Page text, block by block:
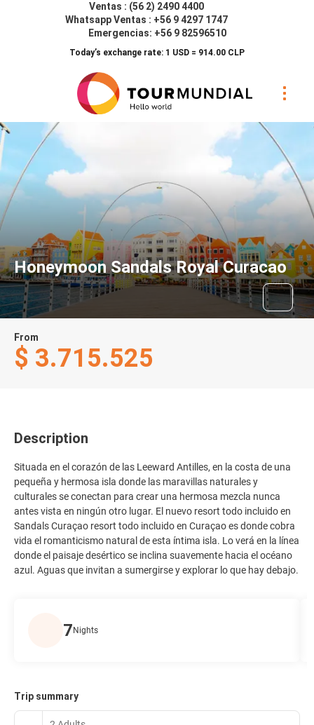
Ventas : (56 2) 2490 4400
Whatsapp Ventas : +56 9 4297 1747
Emergencias: +56 9 82596510
Today’s exchange rate: 1 USD = 914.00 CLP
Honeymoon Sandals Royal Curacao
From
$ 3.715.525
Description
Situada en el corazón de las Leeward Antilles, en la costa de una
pequeña y hermosa isla donde las maravillas naturales y
culturales se conectan para crear una hermosa mezcla nunca
antes vista en ningún otro lugar. El nuevo resort todo incluido en
Sandals Curaçao resort todo incluido en Curaçao es donde cobra
vida el romanticismo natural de esta íntima isla. Lo verá en la línea
donde el paisaje desértico se inclina suavemente hacia el océano
azul. Aguas que invitan a sumergirse y explorar lo que hay debajo.
7 Nights
Trip summary